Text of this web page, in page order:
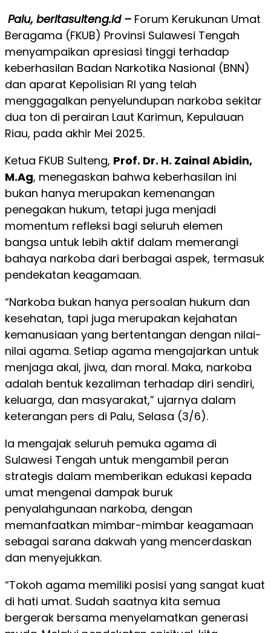
Palu, beritasulteng.id – Forum Kerukunan Umat
Beragama (FKUB) Provinsi Sulawesi Tengah
menyampaikan apresiasi tinggi terhadap
keberhasilan Badan Narkotika Nasional (BNN)
dan aparat Kepolisian RI yang telah
menggagalkan penyelundupan narkoba sekitar
dua ton di perairan Laut Karimun, Kepulauan
Riau, pada akhir Mei 2025.
Ketua FKUB Sulteng, Prof. Dr. H. Zainal Abidin,
M.Ag, menegaskan bahwa keberhasilan ini
bukan hanya merupakan kemenangan
penegakan hukum, tetapi juga menjadi
momentum refleksi bagi seluruh elemen
bangsa untuk lebih aktif dalam memerangi
bahaya narkoba dari berbagai aspek, termasuk
pendekatan keagamaan.
“Narkoba bukan hanya persoalan hukum dan
kesehatan, tapi juga merupakan kejahatan
kemanusiaan yang bertentangan dengan nilai-
nilai agama. Setiap agama mengajarkan untuk
menjaga akal, jiwa, dan moral. Maka, narkoba
adalah bentuk kezaliman terhadap diri sendiri,
keluarga, dan masyarakat,” ujarnya dalam
keterangan pers di Palu, Selasa (3/6).
Ia mengajak seluruh pemuka agama di
Sulawesi Tengah untuk mengambil peran
strategis dalam memberikan edukasi kepada
umat mengenai dampak buruk
penyalahgunaan narkoba, dengan
memanfaatkan mimbar-mimbar keagamaan
sebagai sarana dakwah yang mencerdaskan
dan menyejukkan.
“Tokoh agama memiliki posisi yang sangat kuat
di hati umat. Sudah saatnya kita semua
bergerak bersama menyelamatkan generasi